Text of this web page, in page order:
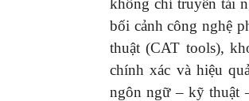
không chỉ truyền tải
bối cảnh công nghệ
thuật (CAT tools),
chính xác và hiệu
ngôn ngữ – kỹ thuật